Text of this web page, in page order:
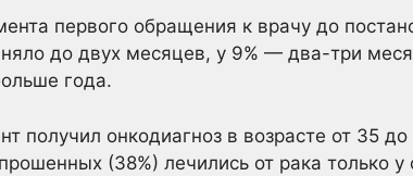
первого обращения к врачу до
до двух месяцев, у 9% — два-три
года.
получил онкодиагноз в возрасте от 35
(38%) лечились от рака только